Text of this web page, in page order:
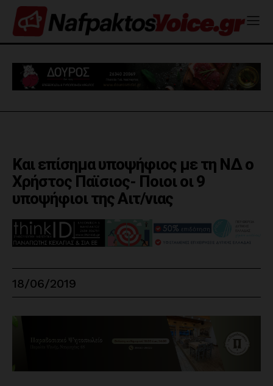
Και επίσημα υποψήφιος με τη ΝΔ ο
Χρήστος Παϊσιος- Ποιοι οι 9
υποψήφιοι της Αιτ/νιας
18/06/2019